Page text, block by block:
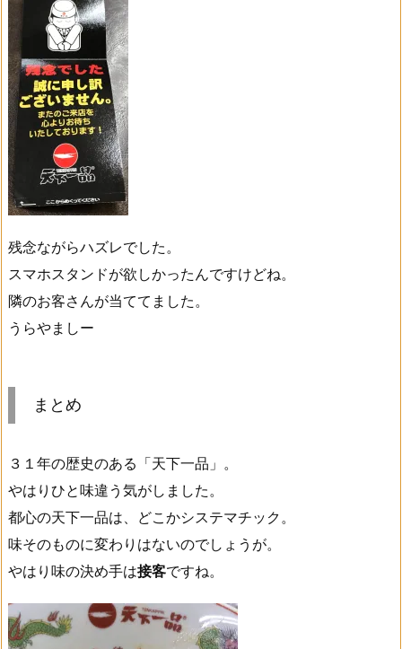
残念ながらハズレでした。
スマホスタンドが欲しかったんですけどね。
隣のお客さんが当ててました。
うらやましー
まとめ
３１年の歴史のある「天下一品」。
やはりひと味違う気がしました。
都心の天下一品は、どこかシステマチック。
味そのものに変わりはないのでしょうが。
やはり味の決め手は接客ですね。